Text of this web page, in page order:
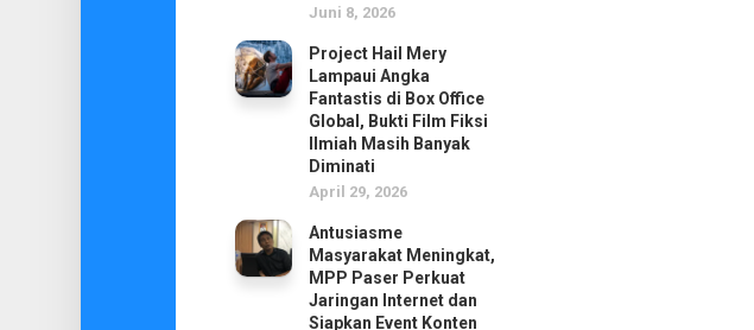
Juni 8, 2026
Project Hail Mery
Lampaui Angka
Fantastis di Box Office
Global, Bukti Film Fiksi
Ilmiah Masih Banyak
Diminati
April 29, 2026
Antusiasme
Masyarakat Meningkat,
MPP Paser Perkuat
Jaringan Internet dan
Siapkan Event Konten